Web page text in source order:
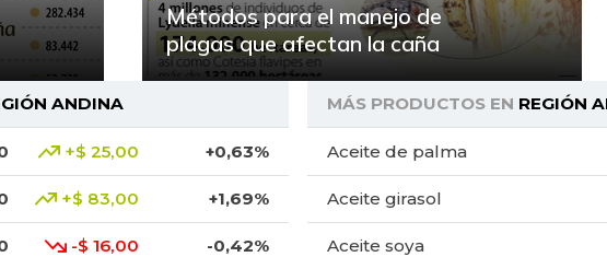
Métodos para el manejo de
plagas que afectan la caña
ANDINA
+$ 25,00 +0,63%
+$ 83,00 +1,69%
-$ 16,00 -0,42%
MÁS PRODUCTOS EN REGIÓN
Aceite de palma
Aceite girasol
Aceite soya